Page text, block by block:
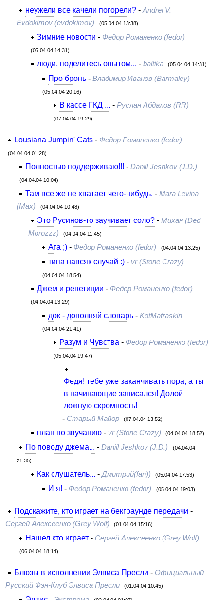
неужели все качели погорели? -Andrei V.
Evdokimov (evdokimov)
(05.04.04 13:38)
Зимние новости - Федор Романенко (fedor)
(05.04.04 14:31)
люди, поделитесь опытом... - baltika (05.04.04 14:31)
Про бронь- Владимир Иванов (Barmaley)
(05.04.04 20:16)
В кассе ГКД ... -Руслан Абдалов (RR)
(07.04.04 19:29)
Lousiana Jumpin' Cats- Федор Романенко (fedor)
(04.04.04 01:28)
Полностью поддерживаю!!! -Daniil Jeshkov (J.D.)
(04.04.04 10:04)
Там все же не хватает чего-нибудь. -Mara Levina
(Max)
(04.04.04 10:48)
Это Русинов-то заучивает соло?- Михан (Ded
Morozzz)
(04.04.04 11:45)
Ага ;)- Федор Романенко (fedor) (04.04.04 13:25)
типа навсяк случай :)- vr (Stone Crazy)
(04.04.04 18:54)
Джем и репетиции - Федор Романенко (fedor)
(04.04.04 13:29)
док - дополняй словарь- KotMatraskin
(04.04.04 21:41)
Разум и Чувства - Федор Романенко (fedor)
(05.04.04 19:47)
Федя! тебе уже заканчивать пора, а ты
в начинающие записался! Долой
ложную скромность!
- Старый Майор (07.04.04 13:52)
план по звучанию- vr (Stone Crazy) (04.04.04 18:52)
По поводу джема... -Daniil Jeshkov (J.D.) (04.04.04
21:35)
Как слушатель... - Дмитрий(fan)) (05.04.04 17:53)
И я! - Федор Романенко (fedor) (05.04.04 19:03)
Подскажите, кто играет на бекграунде передачи -
Сергей Алексеенко (Grey Wolf) (01.04.04 15:16)
Нашел кто играет - Сергей Алексеенко (Grey Wolf)
(06.04.04 18:14)
Блюзы в исполнении Элвиса Пресли - Официальный
Русский Фэн-Клуб Элвиса Пресли
(01.04.04 10:45)